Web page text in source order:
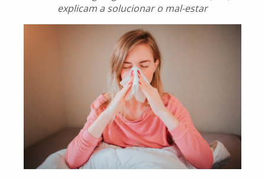
explicam a solucionar o mal-estar